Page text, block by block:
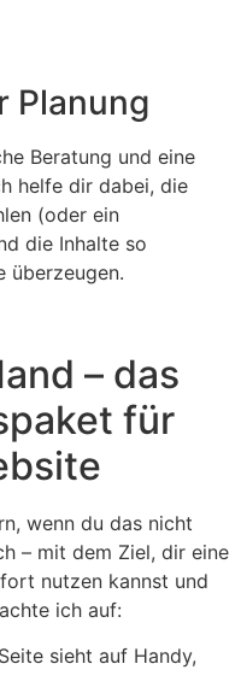
Planung
Beratung und eine
helfe dir dabei, die
(oder ein
die Inhalte so
überzeugen.
– das
für
wenn du das nicht
– mit dem Ziel, dir eine
nutzen kannst und
ich auf:
sieht auf Handy,